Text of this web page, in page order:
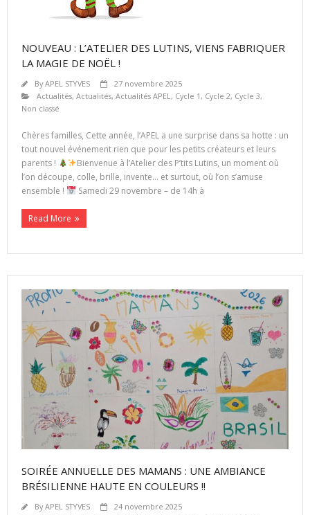
NOUVEAU : L’ATELIER DES LUTINS, VIENS FABRIQUER
LA MAGIE DE NOËL !
ByAPEL STYVES
27 novembre 2025
Actualités, Actualités, Actualités APEL , Cycle 1 , Cycle 2, Cycle 3,
Non classé
Chères familles, Cette année, l’APEL a une surprise dans sa hotte : un
tout nouvel événement rien que pour les petits créateurs et leurs
parents !
Bienvenue à l’Atelier des P’tits Lutins, un moment où
l’on découpe, colle, brille, invente… et surtout, où l’on s’amuse
ensemble !
Samedi 29 novembre – de 14h à
Read More
SOIRÉE ANNUELLE DES MAMANS : UNE AMBIANCE
BRÉSILIENNE HAUTE EN COULEURS !!
ByAPEL STYVES
24 novembre 2025